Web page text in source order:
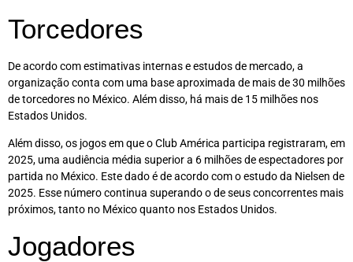
Torcedores
De acordo com estimativas internas e estudos de mercado, a
organização conta com uma base aproximada de mais de 30 milhões
de torcedores no México. Além disso, há mais de 15 milhões nos
Estados Unidos.
Além disso, os jogos em que o Club América participa registraram, em
2025, uma audiência média superior a 6 milhões de espectadores por
partida no México. Este dado é de acordo com o estudo da Nielsen de
2025. Esse número continua superando o de seus concorrentes mais
próximos, tanto no México quanto nos Estados Unidos.
Jogadores